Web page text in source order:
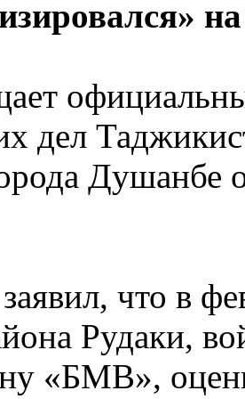
дел
Душанбе
что в
Рудаки,
«БМВ»,